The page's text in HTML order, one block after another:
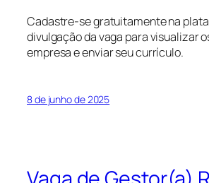
Cadastre-se gratuitamente na
divulgação da vaga para visualizar
empresa e enviar seu currículo.
8 de junho de 2025